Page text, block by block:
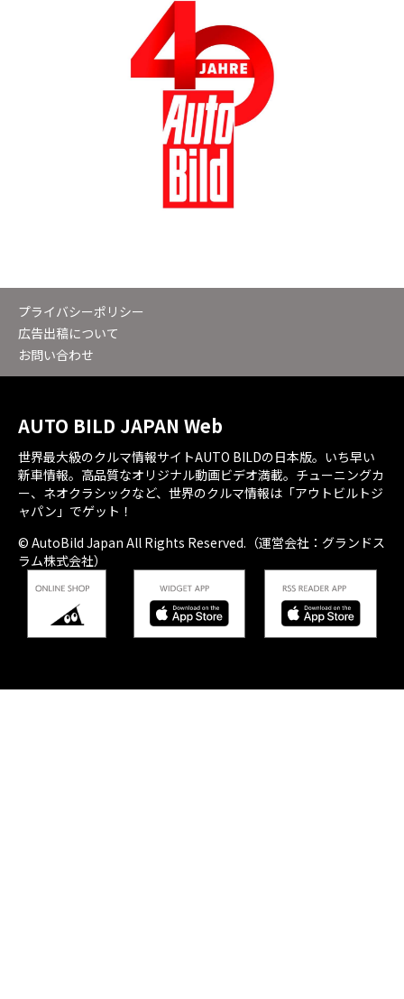
プライバシーポリシー
広告出稿について
お問い合わせ
AUTO BILD JAPAN Web
世界最大級のクルマ情報サイトAUTO BILDの日本版。いち早い
新車情報。高品質なオリジナル動画ビデオ満載。チューニングカ
ー、ネオクラシックなど、世界のクルマ情報は「アウトビルトジ
ャパン」でゲット！
© AutoBild Japan All Rights Reserved.（運営会社：グランドス
ラム株式会社）